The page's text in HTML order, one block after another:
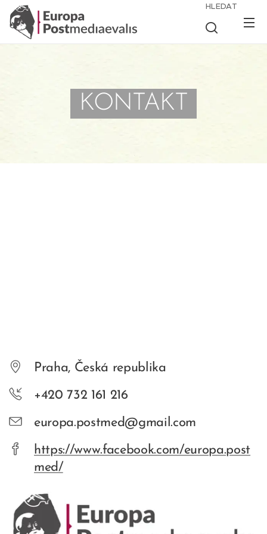
HLEDAT
KONTAKT
Praha, Česká republika
+420 732 161 216
europa.postmed@gmail.com
https://www.facebook.com/europa.post
med/